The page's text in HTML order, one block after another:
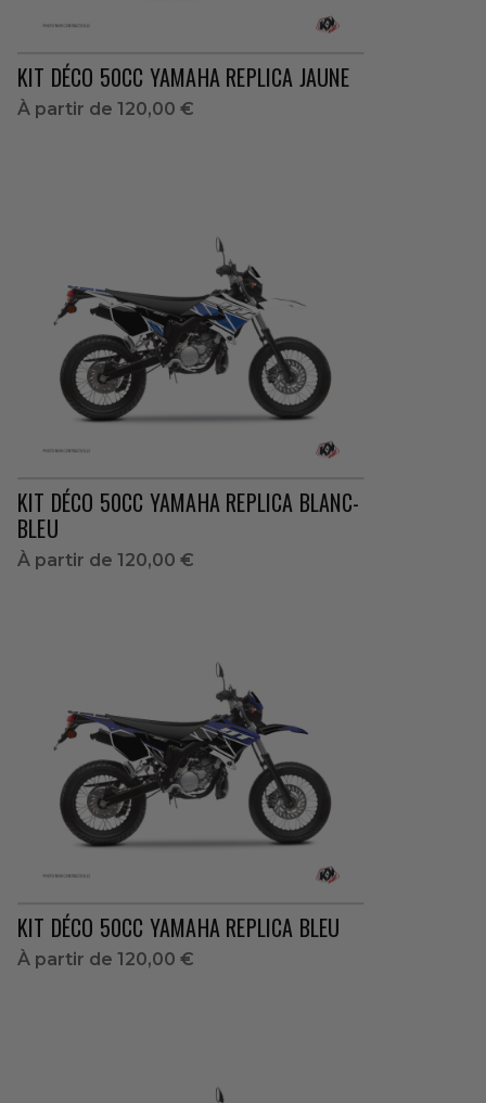
KIT DÉCO 50CC YAMAHA REPLICA JAUNE
À partir de 120,00 €
KIT DÉCO 50CC YAMAHA REPLICA BLANC-
BLEU
À partir de 120,00 €
KIT DÉCO 50CC YAMAHA REPLICA BLEU
À partir de 120,00 €